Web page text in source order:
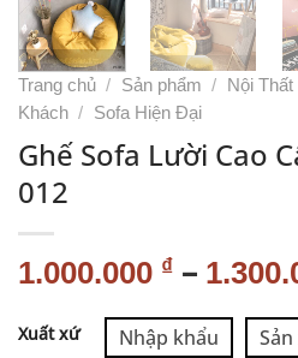
Trang chủ / Sản phẩm / Nội
Khách / Sofa Hiện Đại
Ghế Sofa Lười Cao
012
1.000.000 ₫ –
Xuất xứ Nhập khẩu
Alternative: